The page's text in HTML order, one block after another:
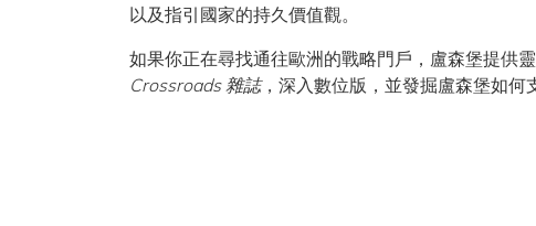
以及指引國家的持久價值觀。
如果你正在尋找通往歐洲的戰略門戶，盧森堡提供
Crossroads 雜誌，深入數位版，並發掘盧森堡如何